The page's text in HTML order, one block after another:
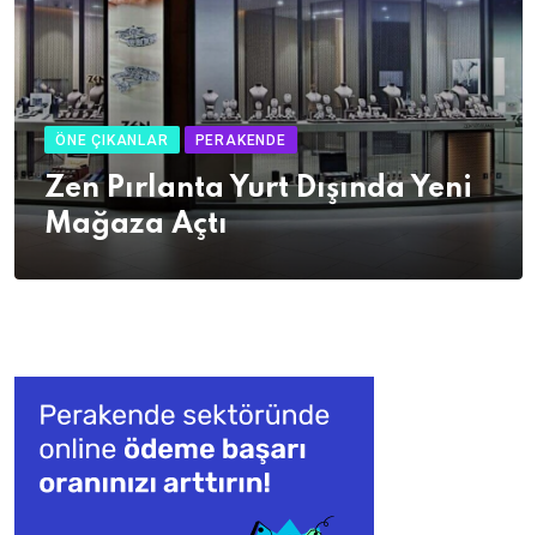
ÖNE ÇIKANLAR PERAKENDE
Zen Pırlanta Yurt Dışında Yeni
Mağaza Açtı